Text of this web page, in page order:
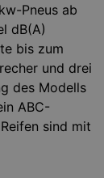
Pneus ab
dB(A)
bis zum
und drei
des Modells
ABC-
sind mit